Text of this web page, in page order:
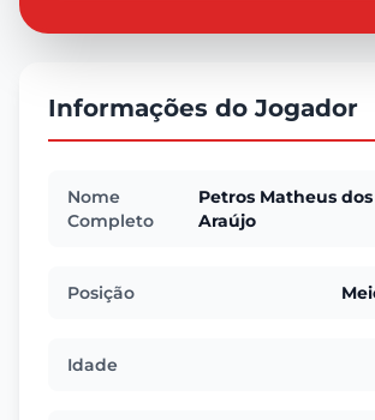
Informações do Jogador
Nome
Completo
Petros Matheus
Araújo
Posição
Idade